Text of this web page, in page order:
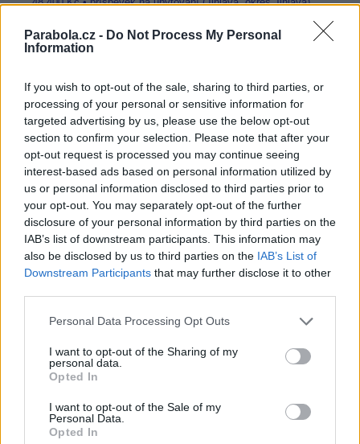
Parabola.cz - Do Not Process My Personal
Information
If you wish to opt-out of the sale, sharing to third parties, or
processing of your personal or sensitive information for
targeted advertising by us, please use the below opt-out
section to confirm your selection. Please note that after your
opt-out request is processed you may continue seeing
interest-based ads based on personal information utilized by
us or personal information disclosed to third parties prior to
your opt-out. You may separately opt-out of the further
disclosure of your personal information by third parties on the
IAB’s list of downstream participants. This information may
also be disclosed by us to third parties on the IAB’s List of
Downstream Participants that may further disclose it to other
Personal Data Processing Opt Outs
I want to opt-out of the Sharing of my
personal data.
Opted In
I want to opt-out of the Sale of my
Personal Data.
Opted In
48.400 Kč • náborový bonus 50.000 Kč • příspěvek na ubytování
okres Jihlava)
06.08.2026 - Bosch Powertrain s.r.o. Jihlava • CNC operátor• mzda
Kč • náborový bonus 50.000 Kč • příspěvek na ubytování (Jihlava,
Jihlava)
06.08.2026 -Bosch Powertrain s.r.o. • montážní dělník • mzda 44.700
týdenní zálohy na mzdu 2.000 Kč (Jihlava, okres Jihlava)
... další nabídky zaměstnání
Vybrané články
Prima sport - co nabídne v prvním
vysílacím týdnu
Kdy a kde bude Prima sport k